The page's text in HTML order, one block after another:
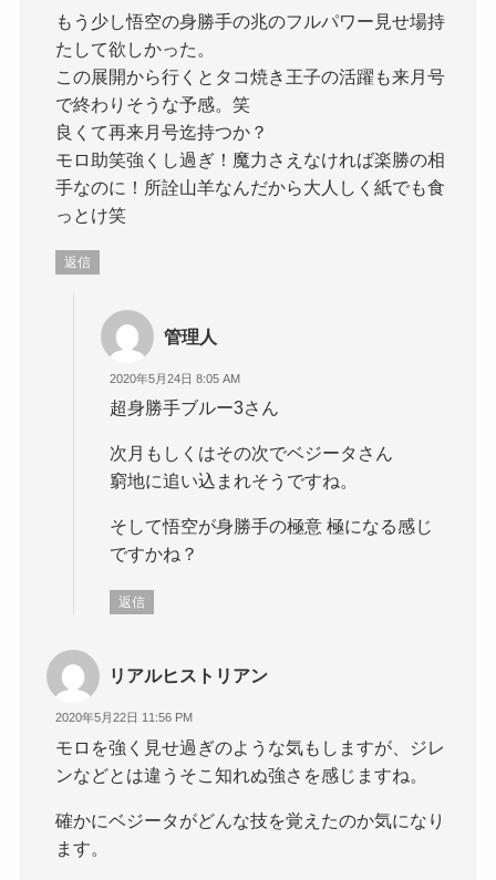
もう少し悟空の身勝手の兆のフルパワー見せ場持
たして欲しかった。
この展開から行くとタコ焼き王子の活躍も来月号
で終わりそうな予感。笑
良くて再来月号迄持つか？
モロ助笑強くし過ぎ！魔力さえなければ楽勝の相
手なのに！所詮山羊なんだから大人しく紙でも食
っとけ笑
返信
管理人
2020年5月24日 8:05 AM
超身勝手ブルー3さん
次月もしくはその次でベジータさん
窮地に追い込まれそうですね。
そして悟空が身勝手の極意 極になる感じ
ですかね？
返信
リアルヒストリアン
2020年5月22日 11:56 PM
モロを強く見せ過ぎのような気もしますが、ジレ
ンなどとは違うそこ知れぬ強さを感じますね。
確かにベジータがどんな技を覚えたのか気になり
ます。